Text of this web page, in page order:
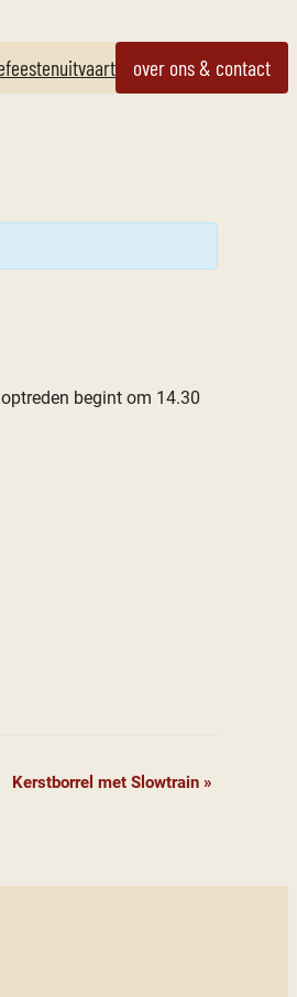
feestenuitvaart over ons & contact
begint om 14.30
Kerstborrel met Slowtrain »